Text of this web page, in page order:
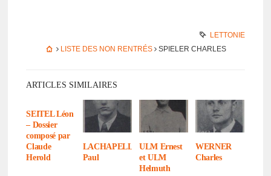
LETTONIE
LISTE DES NON RENTRÉS
SPIELER CHARLES
ARTICLES SIMILAIRES
SEITEL Léon
– Dossier
composé par
Claude
Herold
LACHAPELLE
Paul
ULM Ernest
et ULM
Helmuth
WERNER
Charles